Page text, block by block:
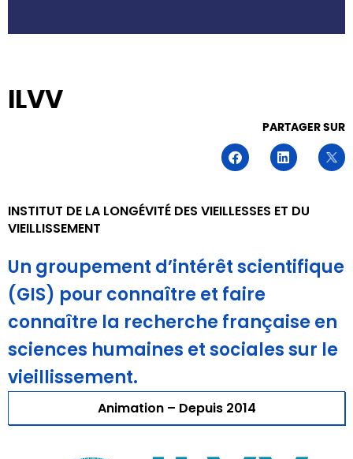
ILVV
PARTAGER SUR
INSTITUT DE LA LONGÉVITÉ DES VIEILLESSES ET DU
VIEILLISSEMENT
Un groupement d’intérêt scientifique
(GIS) pour connaître et faire
connaître la recherche française en
sciences humaines et sociales sur le
vieillissement.
Animation – Depuis 2014